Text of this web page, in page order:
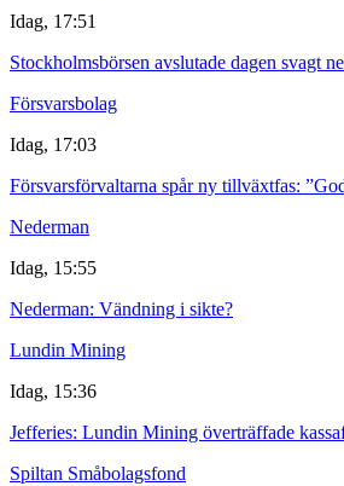
Idag, 17:51
Stockholmsbörsen avslutade dagen svagt
Försvarsbolag
Idag, 17:03
Försvarsförvaltarna spår ny tillväxtfas:
Nederman
Idag, 15:55
Nederman: Vändning i sikte?
Lundin Mining
Idag, 15:36
Jefferies: Lundin Mining överträffade
Spiltan Småbolagsfond